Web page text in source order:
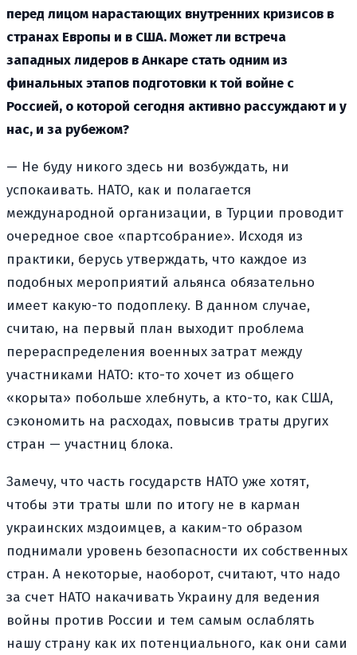
перед лицом нарастающих внутренних кризисов в
странах Европы и в США. Может ли встреча
западных лидеров в Анкаре стать одним из
финальных этапов подготовки к той войне с
Россией, о которой сегодня активно рассуждают и у
нас, и за рубежом?
— Не буду никого здесь ни возбуждать, ни
успокаивать. НАТО, как и полагается
международной организации, в Турции проводит
очередное свое «партсобрание». Исходя из
практики, берусь утверждать, что каждое из
подобных мероприятий альянса обязательно
имеет какую-то подоплеку. В данном случае,
считаю, на первый план выходит проблема
перераспределения военных затрат между
участниками НАТО: кто-то хочет из общего
«корыта» побольше хлебнуть, а кто-то, как США,
сэкономить на расходах, повысив траты других
стран — участниц блока.
Замечу, что часть государств НАТО уже хотят,
чтобы эти траты шли по итогу не в карман
украинских мздоимцев, а каким-то образом
поднимали уровень безопасности их собственных
стран. А некоторые, наоборот, считают, что надо
за счет НАТО накачивать Украину для ведения
войны против России и тем самым ослаблять
нашу страну как их потенциального, как они сами